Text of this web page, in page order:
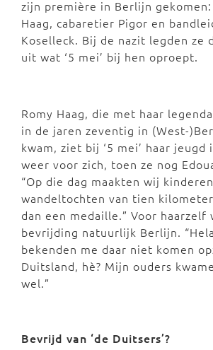
zijn première in Berlijn gekomen:
Haag, cabaretier Pigor en
Koselleck. Bij de nazit legden ze
uit wat ‘5 mei’ bij hen oproept.
Romy Haag, die met haar
in de jaren zeventig in (West-
kwam, ziet bij ‘5 mei’ haar jeugd
weer voor zich, toen ze nog
“Op die dag maakten wij kinderen
wandeltochten van tien
dan een medaille.” Voor haarzelf
bevrijding natuurlijk Berlijn.
bekenden me daar niet komen
Duitsland, hè? Mijn ouders
wel.”
Bevrijd van ‘de Duitsers’?